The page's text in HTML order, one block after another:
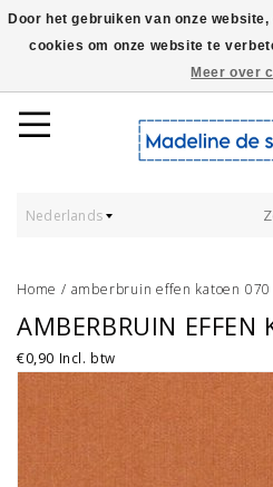
Worldwide Shipping - Onze
Nederlands
Home / amberbruin effen katoen 070
AMBERBRUIN EFFEN
€0,90 Incl. btw
Door het gebruiken van onze
cookies om onze website te
Meer over